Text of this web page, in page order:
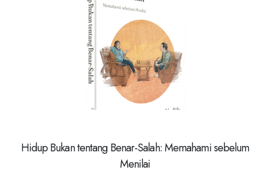
Hidup Bukan tentang Benar-Salah: Memahami sebelum
Menilai